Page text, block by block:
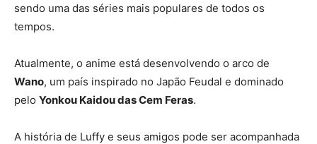
sendo uma das séries mais populares de todos os
tempos.
Atualmente, o anime está desenvolvendo o arco de
Wano, um país inspirado no Japão Feudal e dominado
pelo Yonkou Kaidou das Cem Feras.
A história de Luffy e seus amigos pode ser acompanhada